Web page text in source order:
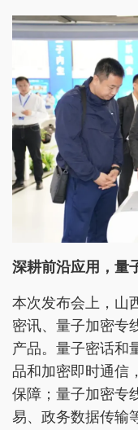
深耕前沿应用，量
本次发布会上，山
密讯、量子加密专
产品。量子密话和
品和加密即时通信
保障；量子加密专
易、政务数据传输